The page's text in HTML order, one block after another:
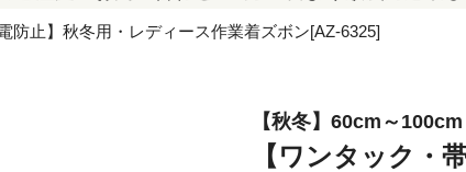
防止】秋冬用・レディース作業着ズボン[AZ-6325]
【秋冬】60cm～
【ワンタック・